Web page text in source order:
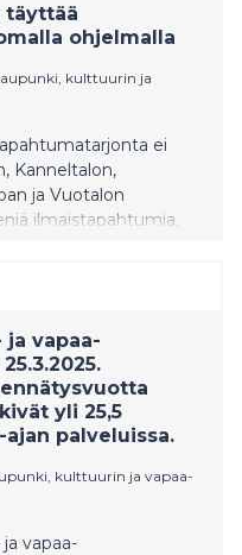
täyttää
ohjelmalla
kulttuurin ja
ei
Kanneltalon,
ja Vuotalon
ilmaistapahtumia,
nousevat kesä-
Vilma Jää, Ville
vapaa-
yli 25,5
palveluissa.
kulttuurin ja vapaa-
vapaa-